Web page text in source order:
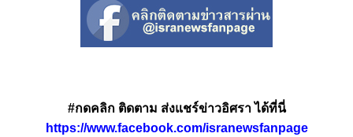
#กดคลิก ติดตาม ส่งแชร์ข่าวอิศรา ได้ที่นี่
https://www.facebook.com/isranewsfanpage